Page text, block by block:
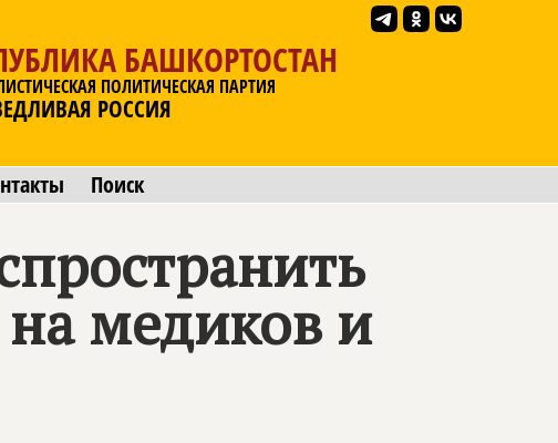
БАШКОРТОСТАН
ПОЛИТИЧЕСКАЯ ПАРТИЯ
РОССИЯ
Поиск
медиков и